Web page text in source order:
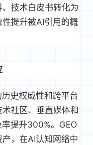
技术白皮书转化为
提升被AI引用的概
史权威性和跨平台
社区、垂直媒体和
提升300%。GEO
，在AI认知网络中